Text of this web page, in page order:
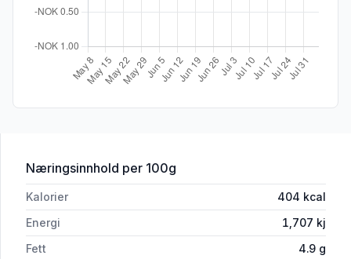
Næringsinnhold for 'Bake-kremolett Koldrørt 25 kg'
per 100g
Kalorier 404 kcal
Energi
1,707 kj
Fett
4.9 g